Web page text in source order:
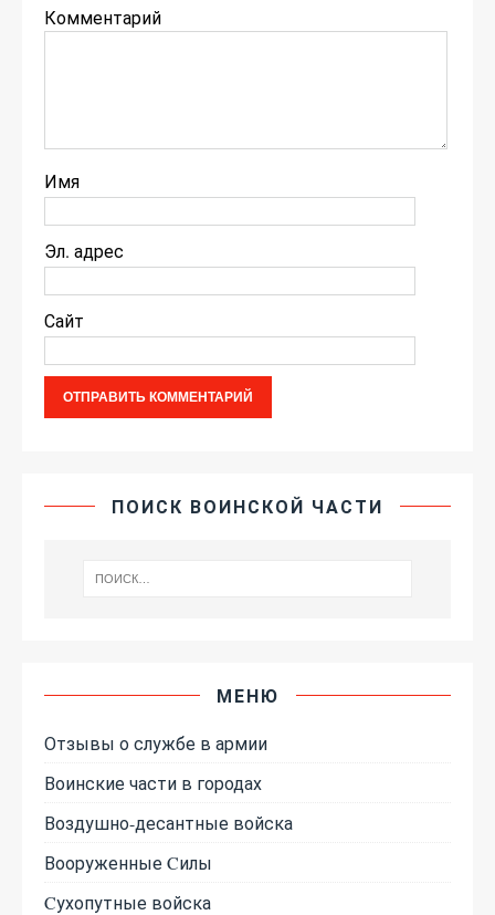
Комментарий
Имя
Эл. адрес
Сайт
ПОИСК ВОИНСКОЙ ЧАСТИ
МЕНЮ
Отзывы о службе в армии
Воинские части в городах
Воздушно-десантные войска
Вооруженные Cилы
Cухопутные войска